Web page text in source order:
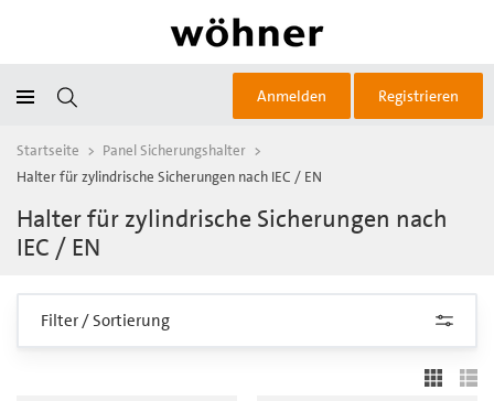
Anmelden Registrieren
Startseite > Panel Sicherungshalter >
Halter für zylindrische Sicherungen nach IEC / EN
Halter für zylindrische Sicherungen nach
IEC / EN
Filter / Sortierung